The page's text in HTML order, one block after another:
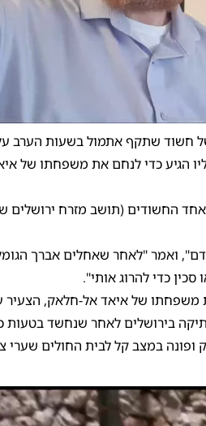
חשוד שתקף אתמול בשעות הערב
הגיע כדי לנחם את משפחתו של
החשודים (תושב מזרח ירושלים
ואמר "לאחר שאחלים אברך
כדי להרוג אותי".
משפחתו של איאד אל-חלאק, הצעיר
בירושלים לאחר שנחשד בטעות
ופונה במצב קל לבית החולים שערי